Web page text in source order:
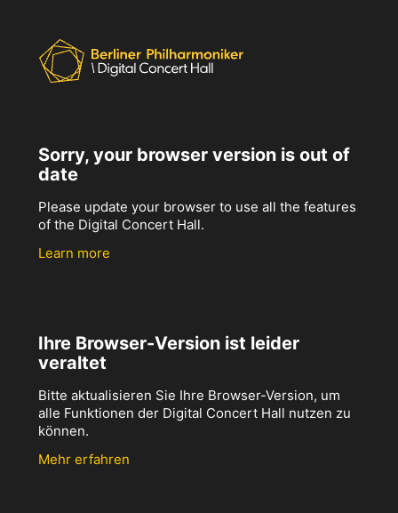
Sorry, your browser version is out of
date
Please update your browser to use all the features
of the Digital Concert Hall.
Learn more
Ihre Browser-Version ist leider
veraltet
Bitte aktualisieren Sie Ihre Browser-Version, um
alle Funktionen der Digital Concert Hall nutzen zu
können.
Mehr erfahren